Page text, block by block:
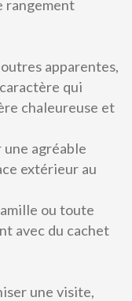
rangement
apparentes,
qui
chaleureuse et
une agréable
extérieur au
ou toute
avec du cachet
une visite,